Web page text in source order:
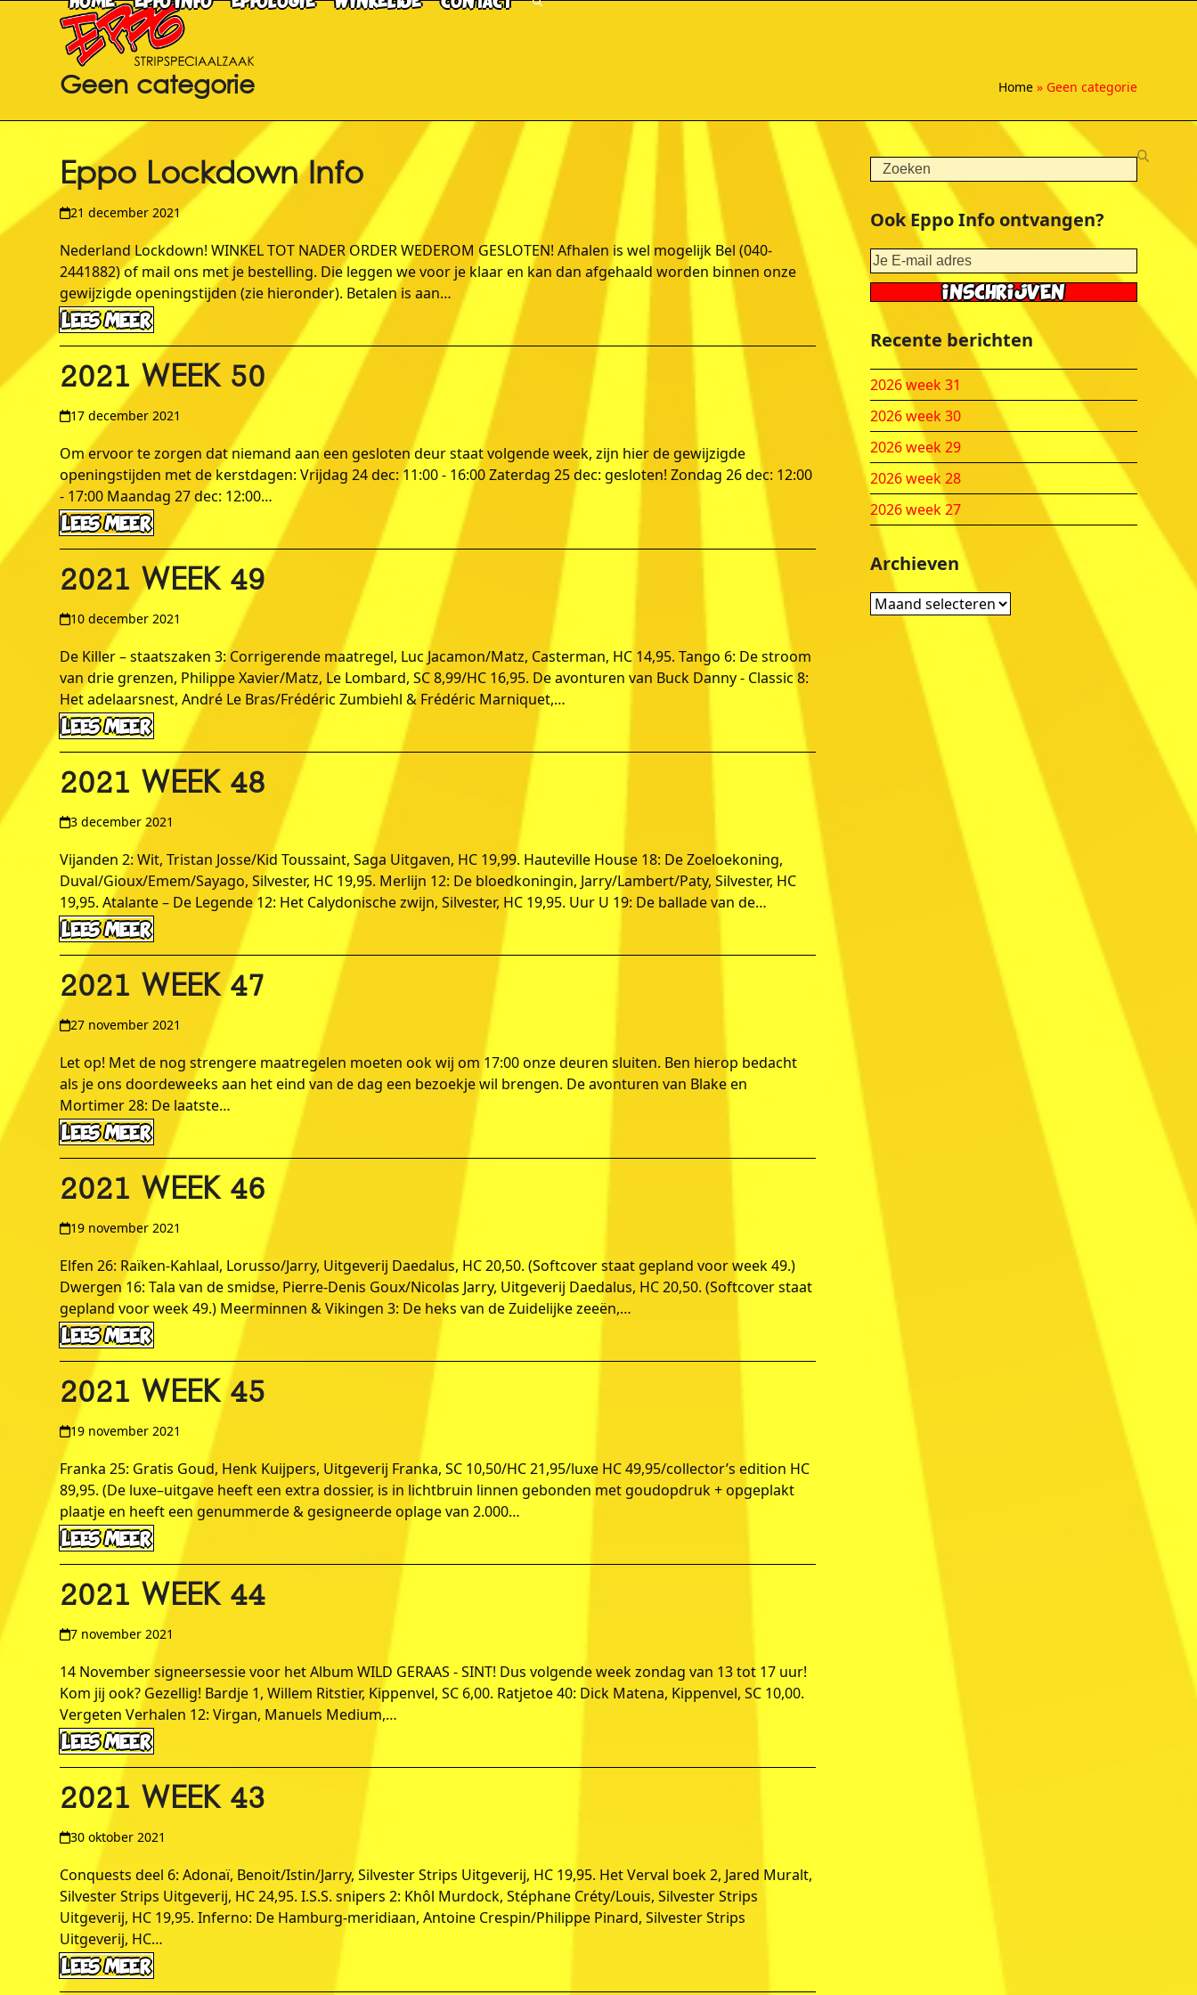
Geen categorie Home» Geen categorie
Eppo Lockdown Info
21 december 2021
Nederland Lockdown! WINKEL TOT NADER ORDER WEDEROM GESLOTEN! Afhalen is wel mogelijk Bel (040-
2441882) of mail ons met je bestelling. Die leggen we voor je klaar en kan dan afgehaald worden binnen onze
gewijzigde openingstijden (zie hieronder). Betalen is aan…
LEES MEER
2021 WEEK 50
17 december 2021
Om ervoor te zorgen dat niemand aan een gesloten deur staat volgende week, zijn hier de gewijzigde
openingstijden met de kerstdagen: Vrijdag 24 dec: 11:00 - 16:00 Zaterdag 25 dec: gesloten! Zondag 26 dec: 12:00
- 17:00 Maandag 27 dec: 12:00…
LEES MEER
2021 WEEK 49
10 december 2021
De Killer – staatszaken 3: Corrigerende maatregel, Luc Jacamon/Matz, Casterman, HC 14,95. Tango 6: De stroom
van drie grenzen, Philippe Xavier/Matz, Le Lombard, SC 8,99/HC 16,95. De avonturen van Buck Danny - Classic 8:
Het adelaarsnest, André Le Bras/Frédéric Zumbiehl & Frédéric Marniquet,…
LEES MEER
2021 WEEK 48
3 december 2021
Vijanden 2: Wit, Tristan Josse/Kid Toussaint, Saga Uitgaven, HC 19,99. Hauteville House 18: De Zoeloekoning,
Duval/Gioux/Emem/Sayago, Silvester, HC 19,95. Merlijn 12: De bloedkoningin, Jarry/Lambert/Paty, Silvester, HC
19,95. Atalante – De Legende 12: Het Calydonische zwijn, Silvester, HC 19,95. Uur U 19: De ballade van de…
LEES MEER
2021 WEEK 47
27 november 2021
Let op! Met de nog strengere maatregelen moeten ook wij om 17:00 onze deuren sluiten. Ben hierop bedacht
als je ons doordeweeks aan het eind van de dag een bezoekje wil brengen. De avonturen van Blake en
Mortimer 28: De laatste…
LEES MEER
2021 WEEK 46
19 november 2021
Elfen 26: Raïken-Kahlaal, Lorusso/Jarry, Uitgeverij Daedalus, HC 20,50. (Softcover staat gepland voor week 49.)
Dwergen 16: Tala van de smidse, Pierre-Denis Goux/Nicolas Jarry, Uitgeverij Daedalus, HC 20,50. (Softcover staat
gepland voor week 49.) Meerminnen & Vikingen 3: De heks van de Zuidelijke zeeën,…
LEES MEER
2021 WEEK 45
19 november 2021
Franka 25: Gratis Goud, Henk Kuijpers, Uitgeverij Franka, SC 10,50/HC 21,95/luxe HC 49,95/collector’s edition HC
89,95. (De luxe–uitgave heeft een extra dossier, is in lichtbruin linnen gebonden met goudopdruk + opgeplakt
plaatje en heeft een genummerde & gesigneerde oplage van 2.000…
LEES MEER
2021 WEEK 44
7 november 2021
14 November signeersessie voor het Album WILD GERAAS - SINT! Dus volgende week zondag van 13 tot 17 uur!
Kom jij ook? Gezellig! Bardje 1, Willem Ritstier, Kippenvel, SC 6,00. Ratjetoe 40: Dick Matena, Kippenvel, SC 10,00.
Vergeten Verhalen 12: Virgan, Manuels Medium,…
LEES MEER
2021 WEEK 43
30 oktober 2021
Conquests deel 6: Adonaï, Benoit/Istin/Jarry, Silvester Strips Uitgeverij, HC 19,95. Het Verval boek 2, Jared Muralt,
Silvester Strips Uitgeverij, HC 24,95. I.S.S. snipers 2: Khôl Murdock, Stéphane Créty/Louis, Silvester Strips
Uitgeverij, HC 19,95. Inferno: De Hamburg-meridiaan, Antoine Crespin/Philippe Pinard, Silvester Strips
Uitgeverij, HC…
LEES MEER
Search
Ook Eppo Info ontvangen?
Recente berichten
2026 week 31
2026 week 30
2026 week 29
2026 week 28
2026 week 27
Archieven
Archieven